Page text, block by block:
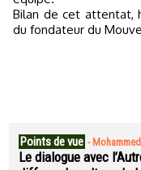
Bilan de cet attentat,
du fondateur du
Points de vue -
Le dialogue avec